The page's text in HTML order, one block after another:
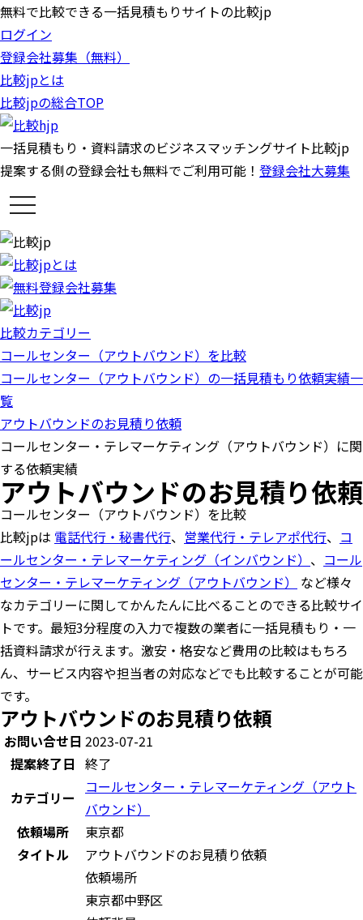
無料で比較できる一括見積もりサイトの比較jp
ログイン
登録会社募集（無料）
比較jpとは
比較jpの総合TOP
一括見積もり・資料請求のビジネスマッチングサイト比較jp
提案する側の登録会社も無料でご利用可能！ 登録会社大募集
t
o
g
l
e
n
a
i
a
i
n
比較カテゴリー
コールセンター（アウトバウンド）を比較
コールセンター（アウトバウンド）の一括見積もり依頼実績一
覧
アウトバウンドのお見積り依頼
コールセンター・テレマーケティング（アウトバウンド）に関
する依頼実績
アウトバウンドのお見積り依頼
コールセンター（アウトバウンド）を比較
比較jpは 電話代行・秘書代行、 営業代行・テレアポ代行、 コ
ールセンター・テレマーケティング（インバウンド） 、 コール
センター・テレマーケティング（アウトバウンド）
など様々
なカテゴリーに関してかんたんに比べることのできる比較サイ
トです。最短3分程度の入力で複数の業者に一括見積もり・一
括資料請求が行えます。激安・格安など費用の比較はもちろ
ん、サービス内容や担当者の対応などでも比較することが可能
です。
アウトバウンドのお見積り依頼
お問い合せ日 2023-07-21
提案終了日 終了
カテゴリー
コールセンター・テレマーケティング（アウト
バウンド）
依頼場所
東京都
タイトル
アウトバウンドのお見積り依頼
依頼場所
東京都中野区